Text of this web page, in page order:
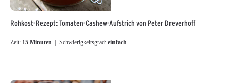
Rohkost-Rezept: Tomaten-Cashew-Aufstrich von Peter Dreverhoff
Zeit: 15 Minuten | Schwierigkeitsgrad: einfach